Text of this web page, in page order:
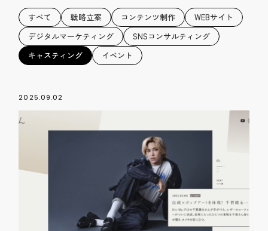
すべて 戦略立案 コンテンツ制作
WEBサイト
デジタルマーケティング
SNSコンサルティング
キャスティング
イベント
2025.09.02